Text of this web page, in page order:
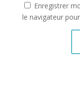
Enregistrer
le navigateur